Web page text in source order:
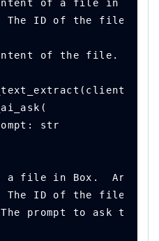
of a file in Box.
The ID of the file to
of the file.
str
a file in Box.  Args:
The ID of the file to
prompt to ask the